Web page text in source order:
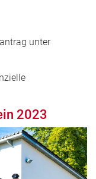
unter
2023